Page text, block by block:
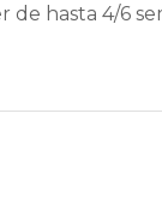
de hasta 4/6